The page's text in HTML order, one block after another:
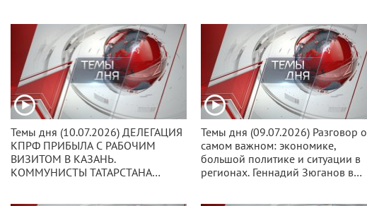
ПАРТСОБРАНИИ ОБСУДИЛИ
ПОДГОТОВКУ К ВЫБОРАМ.
БУДУЩЕГО?
Темы дня (10.07.2026) ДЕЛЕГАЦИЯ
КПРФ ПРИБЫЛА С РАБОЧИМ
ВИЗИТОМ В КАЗАНЬ.
КОММУНИСТЫ ТАТАРСТАНА
Темы дня (09.07.2026) Разговор о
самом важном: экономике,
большой политике и ситуации в
регионах. Геннадий Зюганов в